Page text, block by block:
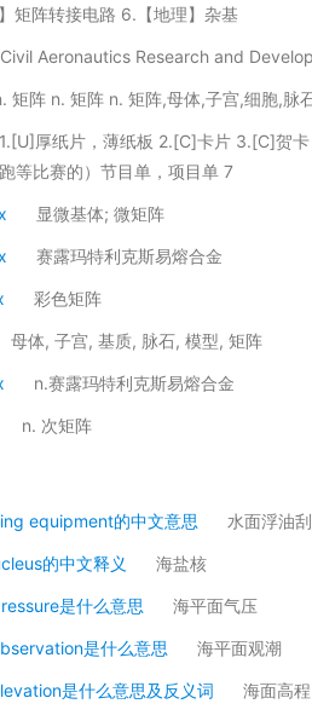
矩阵转接电路 6.【地理】杂基
Aeronautics Research and
矩阵 n. 矩阵 n. 矩阵,母体,子宫,细胞,脉
厚纸片，薄纸板 2.[C]卡片 3.[C]贺
跑等比赛的）节目单，项目单 7
显微基体; 微矩阵
赛露玛特利克斯易熔合金
彩色矩阵
母体, 子宫, 基质, 脉石, 模型, 矩阵
n.赛露玛特利克斯易熔合金
n. 次矩阵
equipment的中文意思
水面浮油
的中文释义 海盐核
是什么意思 海平面气压
是什么意思 海平面观潮
是什么意思及反义词 海面高